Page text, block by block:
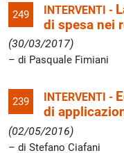
249 INTERVENTI -
di spesa nei
(30/03/2017)
di Pasquale Fimiani
239 INTERVENTI -
di
(02/05/2016)
di Stefano Ciafani